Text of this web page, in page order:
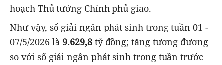
hoạch Thủ tướng Chính phủ giao.
Như vậy, số giải ngân phát sinh trong tuần 01 -
07/5/2026 là 9.629,8 tỷ đồng; tăng tương đương
so với số giải ngân phát sinh trong tuần trước